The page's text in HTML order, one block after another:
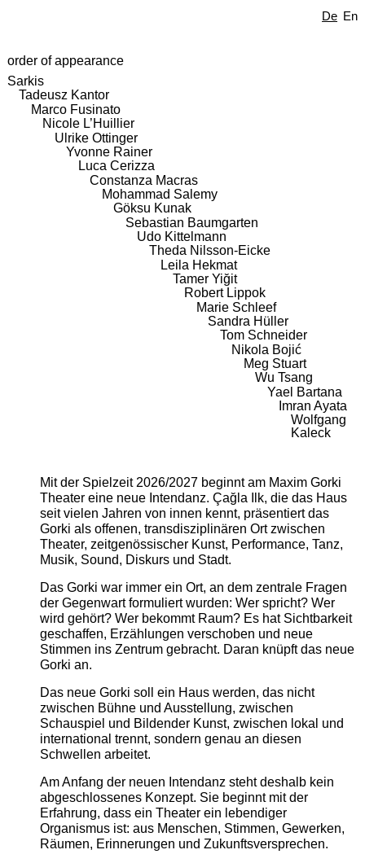
De En
order of appearance
Sarkis
Tadeusz Kantor
Marco Fusinato
Nicole L’Huillier
Ulrike Ottinger
Yvonne Rainer
Luca Cerizza
Constanza Macras
Mohammad Salemy
Göksu Kunak
Sebastian Baumgarten
Udo Kittelmann
Theda Nilsson-Eicke
Leila Hekmat
Tamer Yiğit
Robert Lippok
Marie Schleef
Sandra Hüller
Tom Schneider
Nikola Bojić
Meg Stuart
Wu Tsang
Yael Bartana
Imran Ayata
Wolfgang
Kaleck
Mit der Spielzeit 2026/2027 beginnt am Maxim Gorki
Theater eine neue Intendanz. Çağla Ilk, die das Haus
seit vielen Jahren von innen kennt, präsentiert das
Gorki als offenen, transdisziplinären Ort zwischen
Theater, zeitgenössischer Kunst, Performance, Tanz,
Musik, Sound, Diskurs und Stadt.
Das Gorki war immer ein Ort, an dem zentrale Fragen
der Gegenwart formuliert wurden: Wer spricht? Wer
wird gehört? Wer bekommt Raum? Es hat Sichtbarkeit
geschaffen, Erzählungen verschoben und neue
Stimmen ins Zentrum gebracht. Daran knüpft das neue
Gorki an.
Das neue Gorki soll ein Haus werden, das nicht
zwischen Bühne und Ausstellung, zwischen
Schauspiel und Bildender Kunst, zwischen lokal und
international trennt, sondern genau an diesen
Schwellen arbeitet.
Am Anfang der neuen Intendanz steht deshalb kein
abgeschlossenes Konzept. Sie beginnt mit der
Erfahrung, dass ein Theater ein lebendiger
Organismus ist: aus Menschen, Stimmen, Gewerken,
Räumen, Erinnerungen und Zukunftsversprechen.